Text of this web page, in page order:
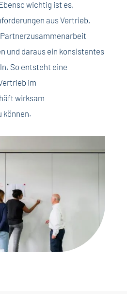
wichtig ist es,
aus Vertrieb,
und daraus ein konsistentes
So entsteht eine
im
wirksam
können.